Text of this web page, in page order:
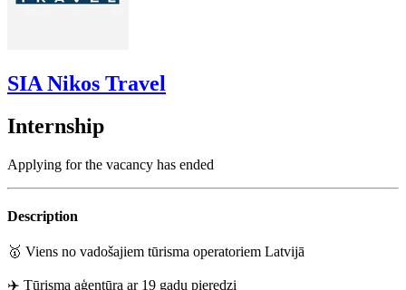
SIA Nikos Travel
Internship
Applying for the vacancy has ended
Description
🥇 Viens no vadošajiem tūrisma operatoriem Latvijā
✈️ Tūrisma aģentūra ar 19 gadu pieredzi